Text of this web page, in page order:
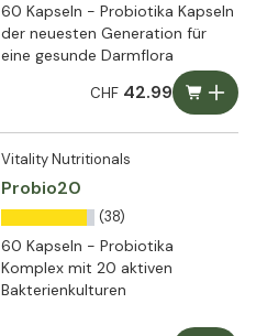
60 Kapseln - Probiotika Kapseln
der neuesten Generation für
eine gesunde Darmflora
CHF42.99
Vitality Nutritionals
Probio20
(38)
60 Kapseln - Probiotika
Komplex mit 20 aktiven
Bakterienkulturen